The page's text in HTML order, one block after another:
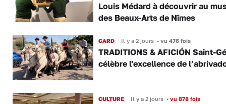
Louis Médard à découvrir au
des Beaux-Arts de Nîmes
GARD Il y a 2 jours •vu 476 fois
TRADITIONS & AFICIÓN Saint-
célèbre l'excellence de
CULTURE Il y a 2 jours •vu 878 fois